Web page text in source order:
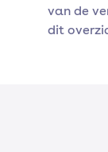
van de
dit